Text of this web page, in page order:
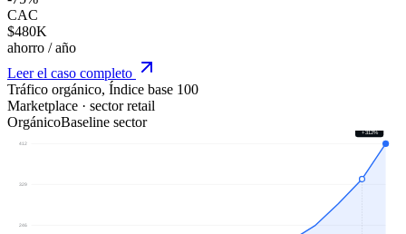
CAC
$480K
ahorro / año
Leer el caso completo
Tráfico orgánico, Índice base 100
Marketplace · sector retail
OrgánicoBaseline sector
412
329
246
+312%